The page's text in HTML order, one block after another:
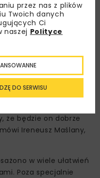
pomieszczenia na
na parterze, w
pomieszczenia biurowe
w województwie
zakończyliśmy w tym
odzyskał swój
się obiektem
że będzie on dobrze
Ireneusz Maślany,
w wiele ułatwień
Poza specjalnie
przez nas z plików
Twoich danych
Ci
naszej Polityce
DO SERWISU